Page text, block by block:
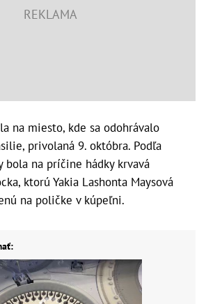
na miesto, kde sa odohrávalo
privolaná 9. októbra. Podľa
bola na príčine hádky krvavá
ktorú Yakia Lashonta Maysová
na poličke v kúpeľni.